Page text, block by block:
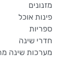
מזנונים
פינות אוכל
ספריות
חדרי שינה
מערכות שינה